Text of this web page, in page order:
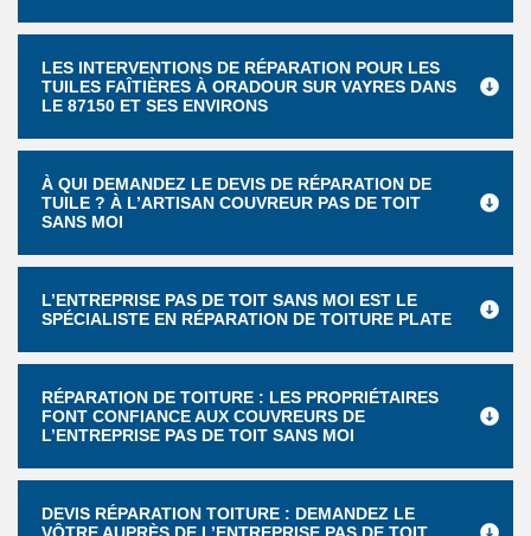
LES INTERVENTIONS DE RÉPARATION POUR LES
TUILES FAÎTIÈRES À ORADOUR SUR VAYRES DANS
LE 87150 ET SES ENVIRONS
À QUI DEMANDEZ LE DEVIS DE RÉPARATION DE
TUILE ? À L’ARTISAN COUVREUR PAS DE TOIT
SANS MOI
L’ENTREPRISE PAS DE TOIT SANS MOI EST LE
SPÉCIALISTE EN RÉPARATION DE TOITURE PLATE
RÉPARATION DE TOITURE : LES PROPRIÉTAIRES
FONT CONFIANCE AUX COUVREURS DE
L’ENTREPRISE PAS DE TOIT SANS MOI
DEVIS RÉPARATION TOITURE : DEMANDEZ LE